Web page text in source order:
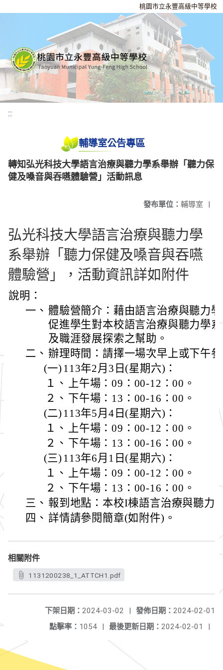
桃園市立永豐高級中等學校
:::
輔導室公告專區
轉知弘光科技大學語言治療與聽力學系舉辦「聽力保
健及嗓音與吞嚥體驗營」活動訊息
發布單位： 輔導室 |
弘光科技大學語言治療與聽力學
系舉辦「聽力保健及嗓音與吞嚥
體驗營」，活動資訊詳如附件
說明：
一、 體驗營簡介：藉由語言治療與聽力
促進學生對本校語言治療與聽力學
及職涯發展探索之幫助。
二、 辦理時間：請擇一場次早上或下午
(一) 113年2月3日(星期六)：
１、
上午場：09：00-12：00。
２、 下午場：13：00-16：00。
(二) 113年5月4日(星期六)：
１、
上午場：09：00-12：00。
２、 下午場：13：00-16：00。
(三) 113年6月1日(星期六)：
１、
上午場：09：00-12：00。
２、 下午場：13：00-16：00。
三、 報到地點：本校I棟語言治療與聽力
四、 詳情請參閱簡章(如附件)。
相關附件
1131200238_1_ATTCH1.pdf
發佈日期： 2024-02-01
下架日期： 2024-03-02
|
最後更新日期： 2024-02-01 |
點擊率： 1054 |